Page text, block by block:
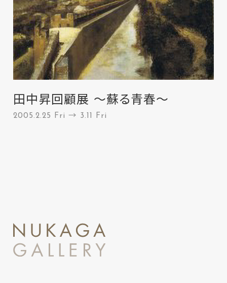
田中昇回顧展 ～蘇る青春～
2005.2.25 Fri → 3.11 Fri